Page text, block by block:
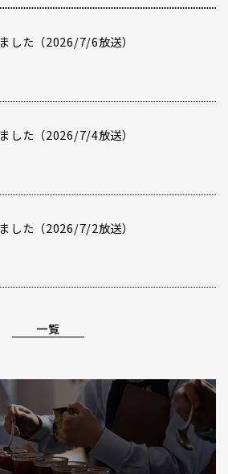
した（2026/7/6放送）
した（2026/7/4放送）
した（2026/7/2放送）
一覧